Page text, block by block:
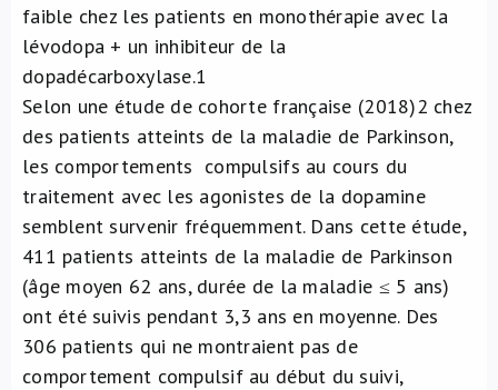
faible chez les patients en monothérapie avec la
lévodopa + un inhibiteur de la
dopadécarboxylase.1
Selon une étude de cohorte française (2018)2 chez
des patients atteints de la maladie de Parkinson,
les comportements compulsifs au cours du
traitement avec les agonistes de la dopamine
semblent survenir fréquemment. Dans cette étude,
411 patients atteints de la maladie de Parkinson
(âge moyen 62 ans, durée de la maladie ≤ 5 ans)
ont été suivis pendant 3,3 ans en moyenne. Des
306 patients qui ne montraient pas de
comportement compulsif au début du suivi,